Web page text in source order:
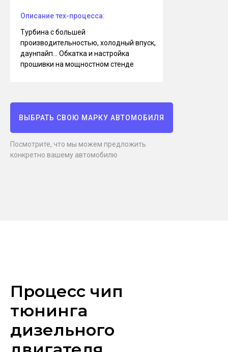
Посмотрите, что мы можем предложить
конкретно вашему автомобилю
ВЫБРАТЬ СВОЮ МАРКУ АВТОМОБИЛЯ
Турбина с большей
производительностью, холодный впуск,
даунпайп... Обкатка и настройка
прошивки на мощностном стенде
Описание тех-процесса:
Процесс чип
тюнинга
дизельного